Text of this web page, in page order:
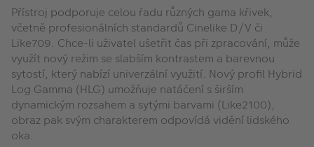
Přístroj podporuje celou řadu různých gama křivek,
včetně profesionálních standardů Cinelike D/V či
Like709. Chce-li uživatel ušetřit čas při zpracování, může
využít nový režim se slabším kontrastem a barevnou
sytostí, který nabízí univerzální využití. Nový profil Hybrid
Log Gamma (HLG) umožňuje natáčení s širším
dynamickým rozsahem a sytými barvami (Like2100),
obraz pak svým charakterem odpovídá vidění lidského
oka.